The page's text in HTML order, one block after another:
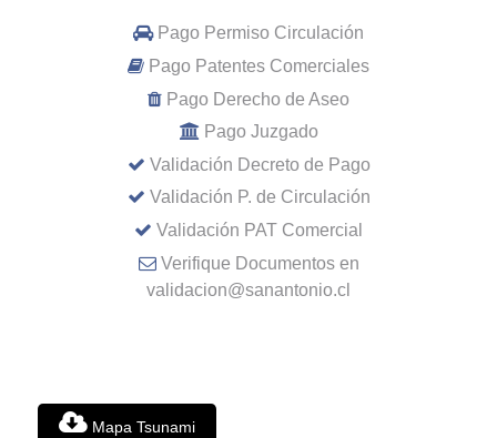
Pago Permiso Circulación
Pago Patentes Comerciales
Pago Derecho de Aseo
Pago Juzgado
Validación Decreto de Pago
Validación P. de Circulación
Validación PAT Comercial
Verifique Documentos en
validacion@sanantonio.cl
Mapa Tsunami